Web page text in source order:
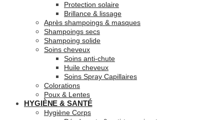
Protection solaire
Brillance & lissage
Après shampoings & masques
Shampoings secs
Shampoing solide
Soins cheveux
Soins anti-chute
Huile cheveux
Soins Spray Capillaires
Colorations
Poux & Lentes
HYGIÈNE & SANTÉ
Hygiène Corps